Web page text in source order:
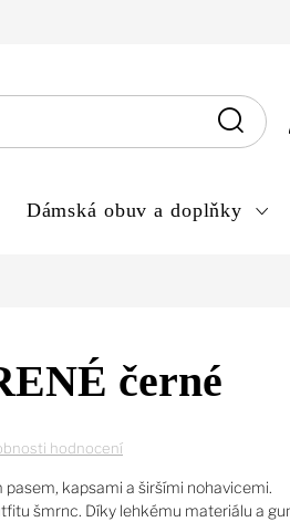
údajů
Dámská obuv a doplňky
černé
hodnocení
kapsami a širšími nohavicemi.
šmrnc. Díky lehkému materiálu a